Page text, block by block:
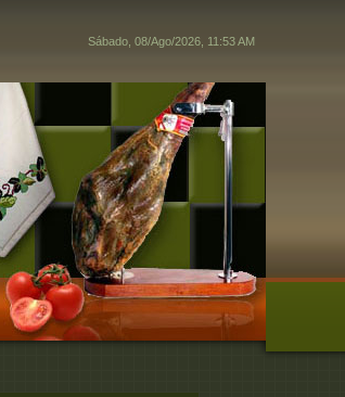
Sábado, 08/Ago/2026, 11:53 AM